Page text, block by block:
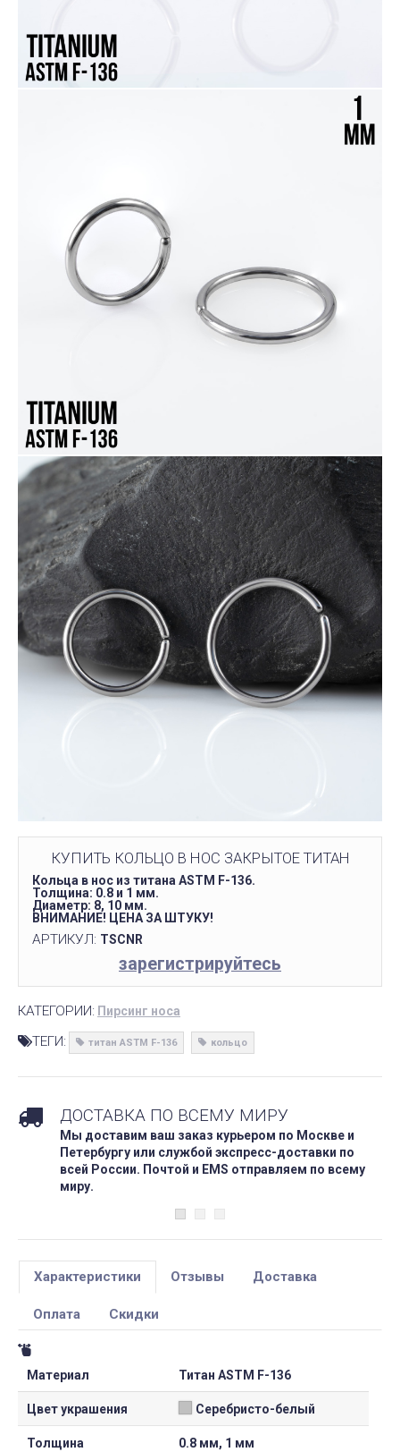
КУПИТЬ КОЛЬЦО В НОС ЗАКРЫТОЕ ТИТАН
Кольца в нос из титана ASTM F-136.
Толщина: 0.8 и 1 мм.
Диаметр: 8, 10 мм.
ВНИМАНИЕ! ЦЕНА ЗА ШТУКУ!
АРТИКУЛ: TSCNR
зарегистрируйтесь
КАТЕГОРИИ: Пирсинг носа
ТЕГИ: титан ASTM F-136 кольцо
ДОСТАВКА ПО ВСЕМУ МИРУ
Мы доставим ваш заказ курьером по Москве и
Петербургу или службой экспресс-доставки по
всей России. Почтой и EMS отправляем по всему
миру.
Характеристики Отзывы Доставка
Оплата Скидки
Материал Титан ASTM F-136
Цвет украшения Серебристо-белый
Толщина 0.8 мм, 1 мм